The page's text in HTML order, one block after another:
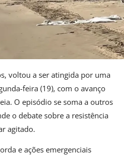
voltou a ser atingida por uma
feira (19), com o avanço
O episódio se soma a outros
o debate sobre a resistência
agitado.
e ações emergenciais